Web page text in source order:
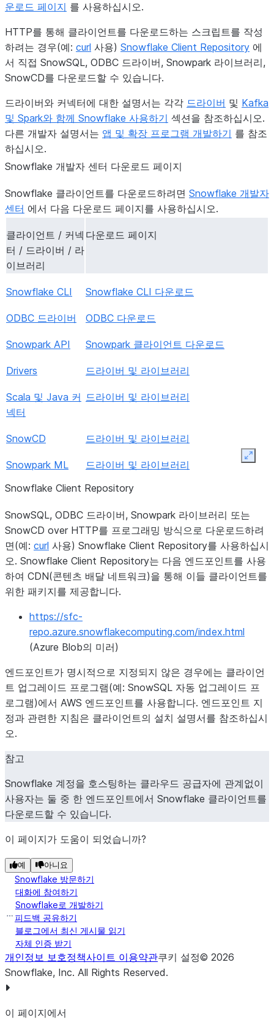
운로드 페이지 를 사용하십시오.
HTTP를 통해 클라이언트를 다운로드하는 스크립트를 작성
하려는 경우(예: curl 사용) Snowflake Client Repository 에
서 직접 SnowSQL, ODBC 드라이버, Snowpark 라이브러리,
SnowCD를 다운로드할 수 있습니다.
드라이버와 커넥터에 대한 설명서는 각각 드라이버 및 Kafka
및 Spark와 함께 Snowflake 사용하기 섹션을 참조하십시오.
다른 개발자 설명서는 앱 및 확장 프로그램 개발하기 를 참조
하십시오.
Snowflake 개발자 센터 다운로드 페이지
Snowflake 클라이언트를 다운로드하려면 Snowflake 개발자
센터 에서 다음 다운로드 페이지를 사용하십시오.
클라이언트 / 커넥
터 / 드라이버 / 라
이브러리
다운로드 페이지
Snowflake CLI Snowflake CLI 다운로드
ODBC 드라이버 ODBC 다운로드
Snowpark API Snowpark 클라이언트 다운로드
Drivers 드라이버 및 라이브러리
Scala 및 Java 커
넥터
드라이버 및 라이브러리
SnowCD 드라이버 및 라이브러리
Snowpark ML 드라이버 및 라이브러리
Snowflake Client Repository
SnowSQL, ODBC 드라이버, Snowpark 라이브러리 또는
SnowCD over HTTP를 프로그래밍 방식으로 다운로드하려
면(예: curl 사용) Snowflake Client Repository를 사용하십시
오. Snowflake Client Repository는 다음 엔드포인트를 사용
하여 CDN(콘텐츠 배달 네트워크)을 통해 이들 클라이언트를
위한 패키지를 제공합니다.
https://sfc-
repo.azure.snowflakecomputing.com/index.html
(Azure Blob의 미러)
엔드포인트가 명시적으로 지정되지 않은 경우에는 클라이언
트 업그레이드 프로그램(예: SnowSQL 자동 업그레이드 프
로그램)에서 AWS 엔드포인트를 사용합니다. 엔드포인트 지
정과 관련한 지침은 클라이언트의 설치 설명서를 참조하십시
오.
참고
Snowflake 계정을 호스팅하는 클라우드 공급자에 관계없이
사용자는 둘 중 한 엔드포인트에서 Snowflake 클라이언트를
다운로드할 수 있습니다.
이 페이지가 도움이 되었습니까?
예 아니요
Snowflake 방문하기
대화에 참여하기
Snowflake로 개발하기
피드백 공유하기
블로그에서 최신 게시물 읽기
자체 인증 받기
개인정보 보호정책사이트 이용약관쿠키 설정© 2026
Snowflake, Inc. All Rights Reserved.
이 페이지에서